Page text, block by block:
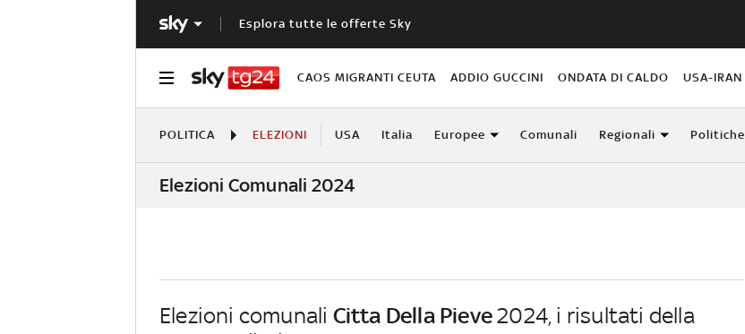
Esplora tutte le offerte Sky
CAOS MIGRANTI CEUTA ADDIO GUCCINI ONDATA DI CALDO USA-IRAN
POLITICA ELEZIONI USA Italia Europee Comunali Regionali Politiche
Elezioni Comunali 2024
Elezioni comunali Citta Della Pieve2024, i risultati della